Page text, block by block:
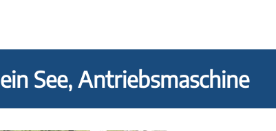
See, Antriebsmaschine